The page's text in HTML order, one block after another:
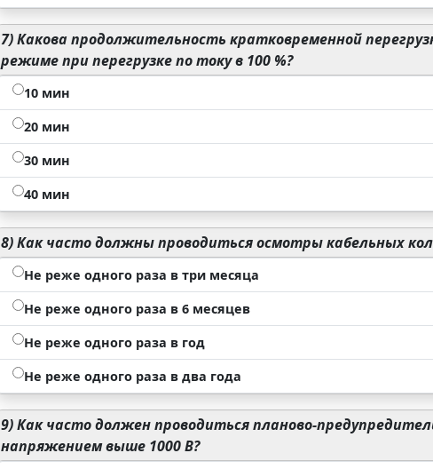
7)Какова продолжительность кратковременной
режиме при перегрузке по току в 100 %?
10 мин
20 мин
30 мин
40 мин
8)Как часто должны проводиться осмотры кабельных
Не реже одного раза в три месяца
Не реже одного раза в 6 месяцев
Не реже одного раза в год
Не реже одного раза в два года
9)Как часто должен проводиться планово-
напряжением выше 1000 В?